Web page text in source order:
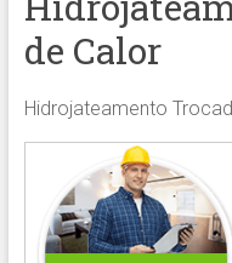
de Calor
Hidrojateamento